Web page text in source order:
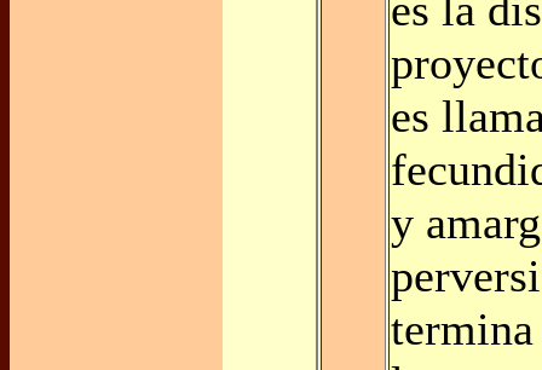
es
y